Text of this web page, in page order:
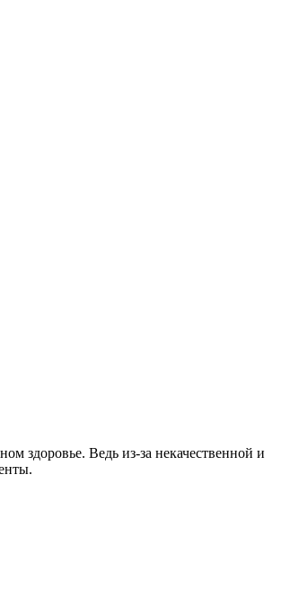
здоровье. Ведь из-за некачественной и